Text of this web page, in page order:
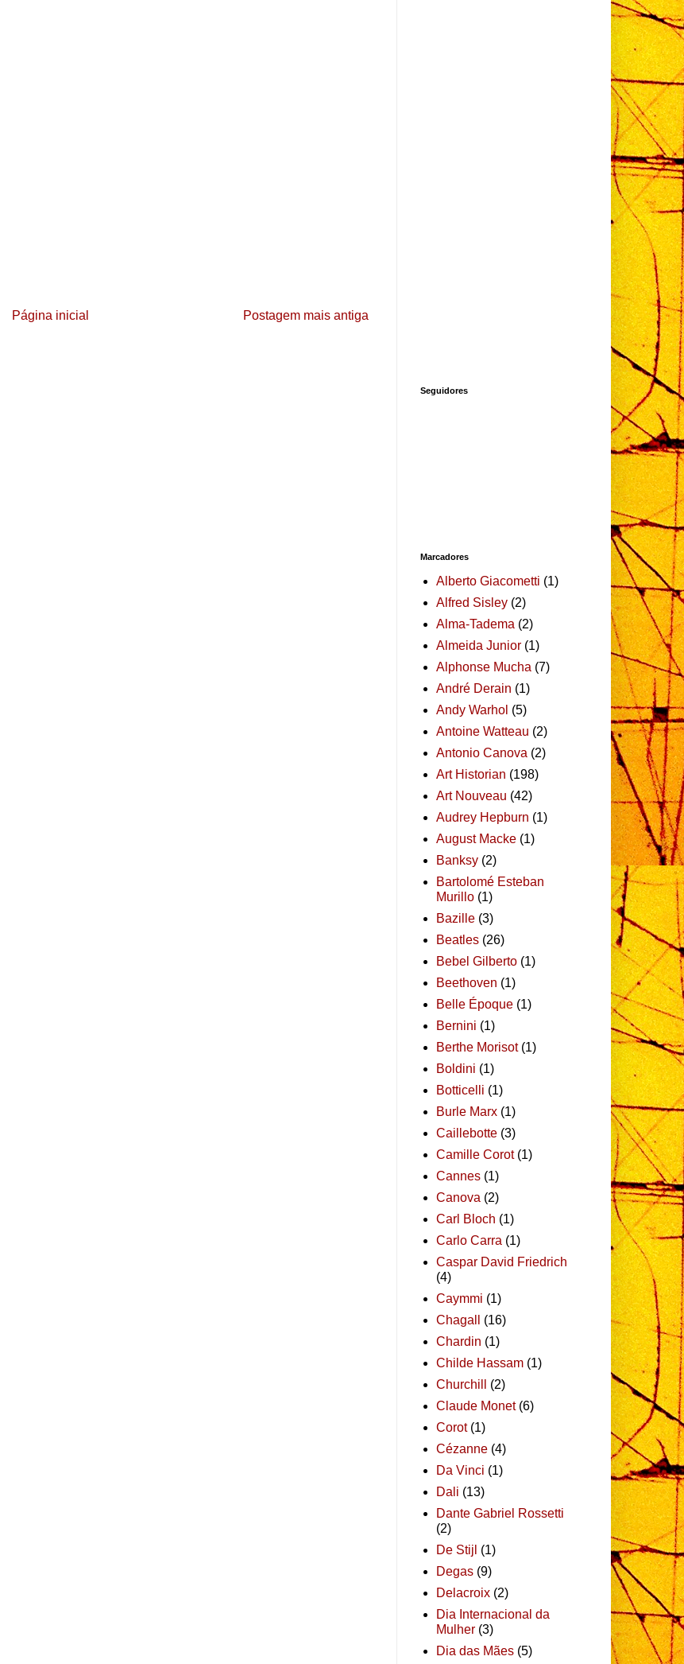
Postagem mais antiga
Página inicial
Seguidores
Marcadores
Alberto Giacometti (1)
Alfred Sisley (2)
Alma-Tadema (2)
Almeida Junior (1)
Alphonse Mucha (7)
André Derain (1)
Andy Warhol (5)
Antoine Watteau (2)
Antonio Canova (2)
Art Historian (198)
Art Nouveau (42)
Audrey Hepburn (1)
August Macke (1)
Banksy (2)
Bartolomé Esteban
Murillo (1)
Bazille (3)
Beatles (26)
Bebel Gilberto (1)
Beethoven (1)
Belle Époque (1)
Bernini (1)
Berthe Morisot (1)
Boldini (1)
Botticelli (1)
Burle Marx (1)
Caillebotte (3)
Camille Corot (1)
Cannes (1)
Canova (2)
Carl Bloch (1)
Carlo Carra (1)
Caspar David Friedrich
(4)
Caymmi (1)
Chagall
(16)
Chardin (1)
Childe Hassam (1)
Churchill
(2)
Claude Monet (6)
Corot (1)
Cézanne (4)
Da Vinci (1)
Dali (13)
Dante Gabriel Rossetti
(2)
De Stijl (1)
Degas (9)
Delacroix (2)
Dia Internacional da
Mulher (3)
Dia das Mães (5)